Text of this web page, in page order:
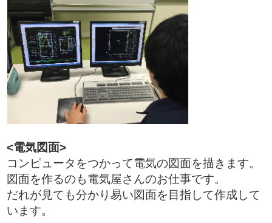
<電気図面>
コンピュータをつかって電気の図面を描きます。
図面を作るのも電気屋さんのお仕事です。
だれが見ても分かり易い図面を目指して作成して
います。